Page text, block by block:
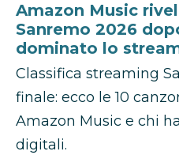
Amazon Music
Sanremo 2026
dominato lo
Classifica streaming
finale: ecco le 10
Amazon Music e chi
digitali.